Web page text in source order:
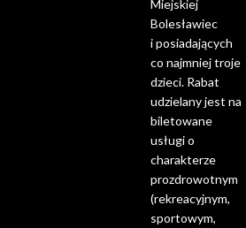
Miejskiej
Bolesławiec
i posiadających
co najmniej troje
dzieci. Rabat
udzielany jest na
biletowane
usługi o
charakterze
prozdrowotnym
(rekreacyjnym,
sportowym,